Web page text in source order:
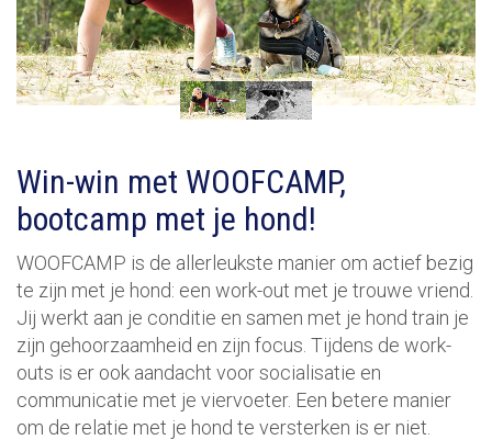
Win-win met WOOFCAMP,
bootcamp met je hond!
WOOFCAMP is de allerleukste manier om actief bezig
te zijn met je hond: een work-out met je trouwe vriend.
Jij werkt aan je conditie en samen met je hond train je
zijn gehoorzaamheid en zijn focus. Tijdens de work-
outs is er ook aandacht voor socialisatie en
communicatie met je viervoeter. Een betere manier
om de relatie met je hond te versterken is er niet.